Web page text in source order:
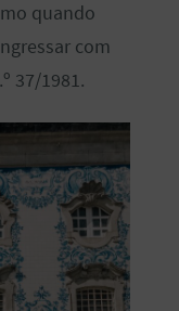
quando
com
37/1981.